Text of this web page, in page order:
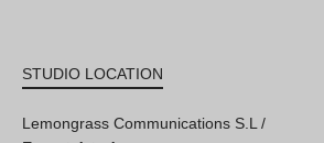
STUDIO LOCATION
Lemongrass Communications S.L /